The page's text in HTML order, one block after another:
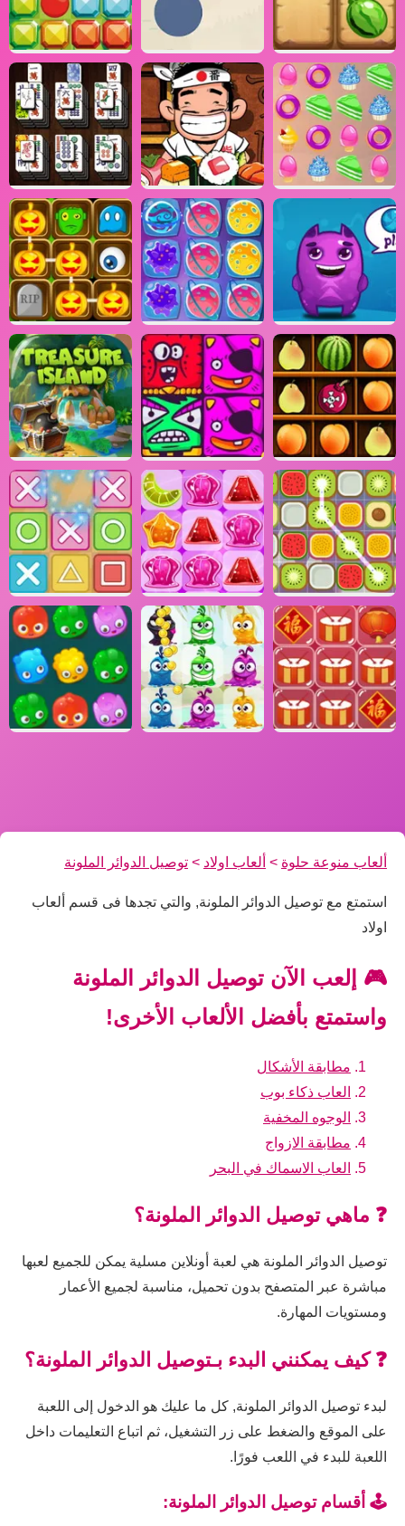
ألعاب منوعة حلوة > ألعاب اولاد > توصيل الدوائر الملونة
استمتع مع توصيل الدوائر الملونة, والتي تجدها فى قسم ألعاب
اولاد
🎮 إلعب الآن توصيل الدوائر الملونة
واستمتع بأفضل الألعاب الأخرى!
مطابقة الأشكال
العاب ذكاء بوب
الوجوه المخفية
مطابقة الازواج
العاب الاسماك في البحر
❓ ماهي توصيل الدوائر الملونة؟
توصيل الدوائر الملونة هي لعبة أونلاين مسلية يمكن للجميع لعبها
مباشرة عبر المتصفح بدون تحميل، مناسبة لجميع الأعمار
ومستويات المهارة.
❓ كيف يمكنني البدء بـتوصيل الدوائر الملونة؟
لبدء توصيل الدوائر الملونة, كل ما عليك هو الدخول إلى اللعبة
على الموقع والضغط على زر التشغيل، ثم اتباع التعليمات داخل
اللعبة للبدء في اللعب فورًا.
🕹️ أقسام توصيل الدوائر الملونة: